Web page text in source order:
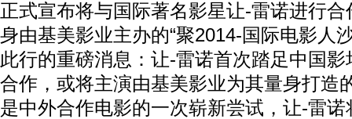
正式宣布将与国际著名影星让-雷诺进行
身由基美影业主办的“聚2014-国际电影人
此行的重磅消息：让-雷诺首次踏足中国
合作，或将主演由基美影业为其量身打造
是中外合作电影的一次崭新尝试，让-雷